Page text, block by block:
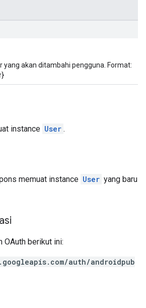
yang akan ditambahi pengguna. Format:
instance User .
memuat instance User yang baru
OAuth berikut ini:
auth/androidpub